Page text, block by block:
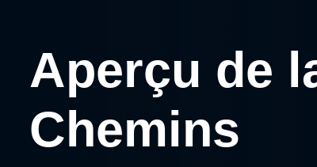
Aperçu de
Chemins